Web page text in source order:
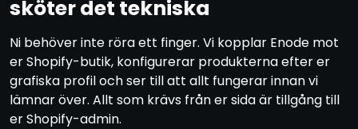
sköter det tekniska
Ni behöver inte röra ett finger. Vi kopplar Enode mot
er Shopify-butik, konfigurerar produkterna efter er
grafiska profil och ser till att allt fungerar innan vi
lämnar över. Allt som krävs från er sida är tillgång till
er Shopify-admin.